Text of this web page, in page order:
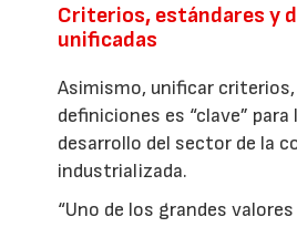
Criterios, estándares y
unificadas
Asimismo, unificar
definiciones es “clave”
desarrollo del sector de la
industrializada.
“Uno de los grandes valores